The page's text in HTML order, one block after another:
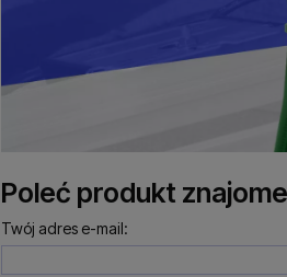
Poleć produkt
Twój adres e-mail: